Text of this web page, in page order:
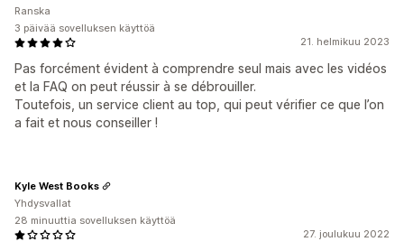
21. helmikuu 2023
Pas forcément évident à comprendre seul mais avec les vidéos
et la FAQ on peut réussir à se débrouiller.
Toutefois, un service client au top, qui peut vérifier ce que l’on
a fait et nous conseiller !
Ranska
3 päivää sovelluksen käyttöä
27. joulukuu 2022
Kyle West Books
Yhdysvallat
28 minuuttia sovelluksen käyttöä